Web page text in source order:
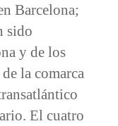
Barcelona;
sido
y de los
la comarca
El cuatro